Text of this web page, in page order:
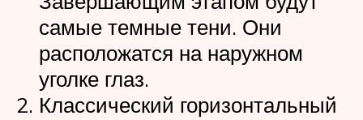
самые темные тени. Они
расположатся на наружном
уголке глаз.
Классический горизонтальный